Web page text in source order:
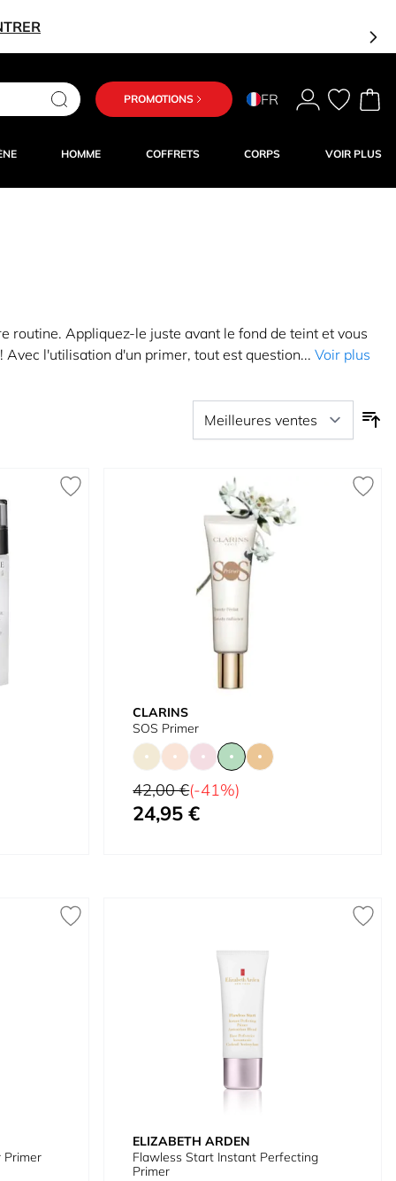
PROMOTIONS FR
HOMME COFFRETS CORPS VOIR PLUS
routine. Appliquez-le juste avant le fond de teint et vous
l'utilisation d'un primer, tout est question... Voir plus
CLARINS
SOS Primer
Prix normal
42,00 €(-41%)
À partir de
24,95 €
Primer
ELIZABETH ARDEN
Flawless Start Instant Perfecting
Primer